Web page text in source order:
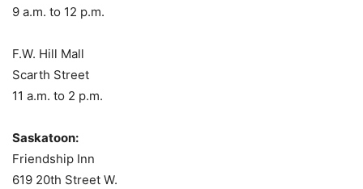
9 a.m. to 12 p.m.
F.W. Hill Mall
Scarth Street
11 a.m. to 2 p.m.
Saskatoon:
Friendship Inn
619 20th Street W.